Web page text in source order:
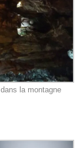
dans la montagne